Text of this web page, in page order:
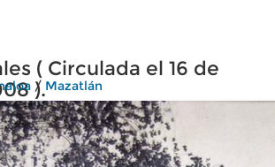
( Circulada el 16 de
).
/ Mazatlán